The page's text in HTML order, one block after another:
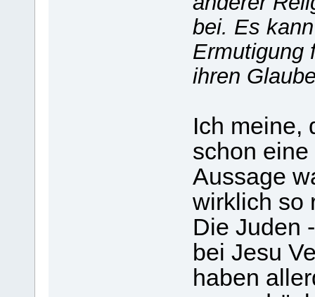
bei. Es
Ermutigung
ihren
Ich meine,
schon
Aussage
wirklich so
Die Juden
bei Jesu
haben